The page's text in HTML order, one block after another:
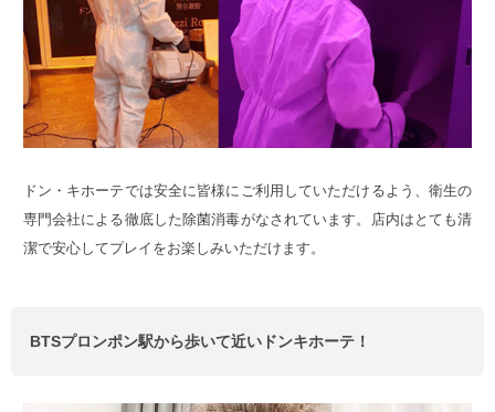
ドン・キホーテでは安全に皆様にご利用していただけるよう、衛生の
専門会社による徹底した除菌消毒がなされています。店内はとても清
潔で安心してプレイをお楽しみいただけます。
BTSプロンポン駅から歩いて近いドンキホーテ！